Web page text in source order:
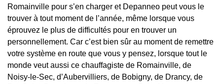
Romainville pour s’en charger et Depanneo peut vous le
trouver à tout moment de l’année, même lorsque vous
éprouvez le plus de difficultés pour en trouver un
personnellement. Car c’est bien sûr au moment de remettre
votre système en route que vous y pensez, lorsque tout le
monde veut aussi ce chauffagiste de Romainville, de
Noisy-le-Sec, d’Aubervilliers, de Bobigny, de Drancy, de